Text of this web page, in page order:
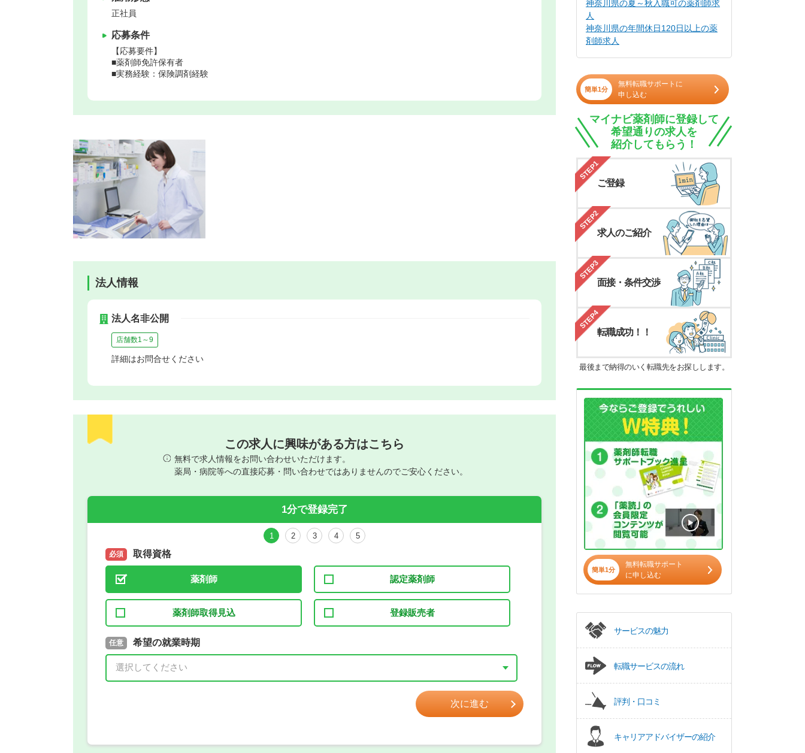
正社員
応募条件
【応募要件】
■薬剤師免許保有者
■実務経験：保険調剤経験
法人情報
法人名非公開
店舗数1～9
詳細はお問合せください
この求人に興味がある方はこちら
無料で求人情報をお問い合わせいただけます。
薬局・病院等への直接応募・問い合わせではありませんのでご安心ください。
1分で登録完了
1 2 3 4 5
必須 取得資格
薬剤師 認定薬剤師
薬剤師取得見込 登録販売者
必須 取得予定年
年 3月
任意 希望の就業時期
希望の働き方
正社員
パート(週4日～5日)
次に進む
神奈川県の夏～秋入職可の薬剤師求
人
神奈川県の年間休日120日以上の薬
剤師求人
簡単1分
無料転職サポートに
申し込む
マイナビ薬剤師に登録して
希望通りの求人を
紹介してもらう！
STEP1
ご登録
STEP2
求人のご紹介
STEP3
面接・条件交渉
STEP4
転職成功！！
最後まで納得のいく転職先をお探しします。
簡単1分
無料転職サポート
に申し込む
サービスの魅力
転職サービスの流れ
評判・口コミ
キャリアアドバイザーの紹介